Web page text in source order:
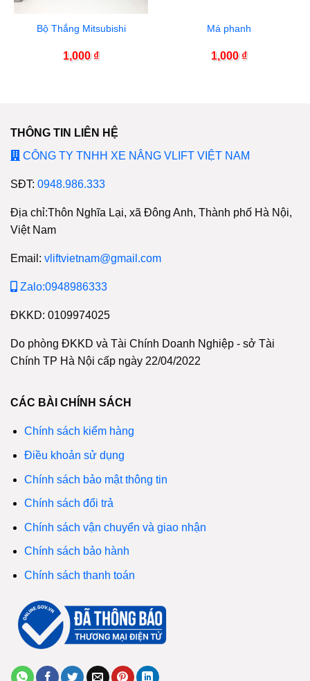
Bộ Thắng Mitsubishi
1,000 ₫
Má phanh
1,000 ₫
THÔNG TIN LIÊN HỆ
CÔNG TY TNHH XE NÂNG VLIFT VIỆT NAM
SĐT: 0948.986.333
Địa chỉ:Thôn Nghĩa Lại, xã Đông Anh, Thành phố Hà Nội,
Việt Nam
Email: vliftvietnam@gmail.com
Zalo:0948986333
ĐKKD: 0109974025
Do phòng ĐKKD và Tài Chính Doanh Nghiệp - sở Tài
Chính TP Hà Nội cấp ngày 22/04/2022
CÁC BÀI CHÍNH SÁCH
Chính sách kiểm hàng
Điều khoản sử dụng
Chính sách bảo mật thông tin
Chính sách đổi trả
Chính sách vận chuyển và giao nhận
Chính sách bảo hành
Chính sách thanh toán